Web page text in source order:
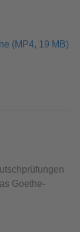
(MP4, 19 MB)
Goethe-